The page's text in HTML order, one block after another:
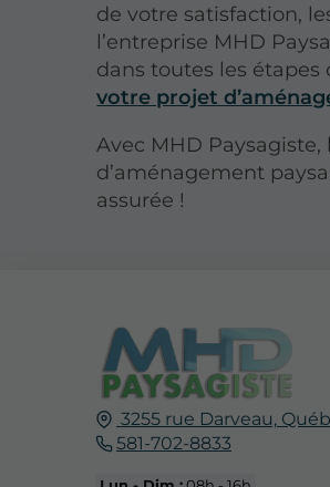
de votre satisfaction,
l’entreprise MHD
dans toutes les étapes
votre projet
Avec MHD
d’aménagement
assurée !
3255 rue Darveau,
581-702-8833